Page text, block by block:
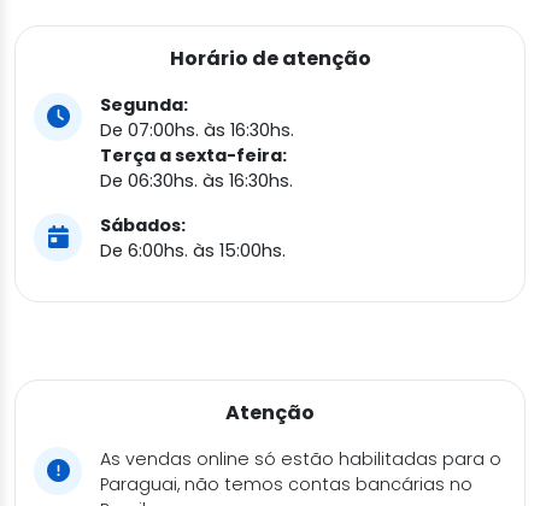
Horário de atenção
Segunda:
De 07:00hs. às 16:30hs.
Terça a sexta-feira:
De 06:30hs. às 16:30hs.
Sábados:
De 6:00hs. às 15:00hs.
Atenção
As vendas online só estão habilitadas para o
Paraguai, não temos contas bancárias no